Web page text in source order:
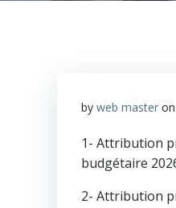
by web master on
1- Attribution
budgétaire
2- Attribution